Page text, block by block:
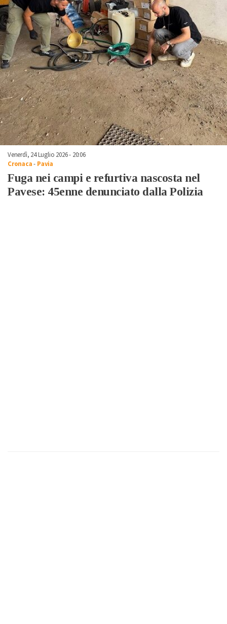
Venerdì, 24 Luglio 2026 - 20:06
Cronaca- Pavia
Fuga nei campi e refurtiva nascosta nel
Pavese: 45enne denunciato dalla Polizia